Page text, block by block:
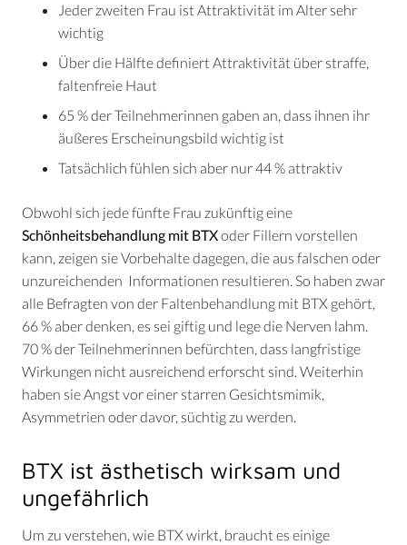
Jeder zweiten Frau ist Attraktivität im Alter sehr
wichtig
Über die Hälfte definiert Attraktivität über straffe,
faltenfreie Haut
65 % der Teilnehmerinnen gaben an, dass ihnen ihr
äußeres Erscheinungsbild wichtig ist
Tatsächlich fühlen sich aber nur 44 % attraktiv
Obwohl sich jede fünfte Frau zukünftig eine
Schönheitsbehandlung mit BTXoder Fillern vorstellen
kann, zeigen sie Vorbehalte dagegen, die aus falschen oder
unzureichenden Informationen resultieren. So haben zwar
alle Befragten von der Faltenbehandlung mit BTX gehört,
66 % aber denken, es sei giftig und lege die Nerven lahm.
70 % der Teilnehmerinnen befürchten, dass langfristige
Wirkungen nicht ausreichend erforscht sind. Weiterhin
haben sie Angst vor einer starren Gesichtsmimik,
Asymmetrien oder davor, süchtig zu werden.
BTX ist ästhetisch wirksam und
ungefährlich
Um zu verstehen, wie BTX wirkt, braucht es einige